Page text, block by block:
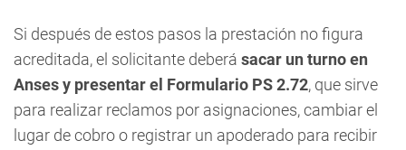
Si después de estos pasos la prestación no figura
acreditada, el solicitante deberá sacar un turno en
Anses y presentar el Formulario PS 2.72, que sirve
para realizar reclamos por asignaciones, cambiar el
lugar de cobro o registrar un apoderado para recibir